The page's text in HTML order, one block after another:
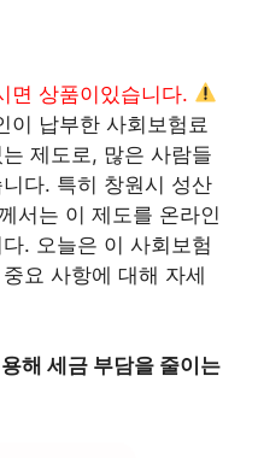
면 상품이있습니다.
이 납부한 사회보험료
제도로, 많은 사람들
다. 특히 창원시 성산
서는 이 제도를 온라인
. 오늘은 이 사회보험
요 사항에 대해 자세
해 세금 부담을 줄이는